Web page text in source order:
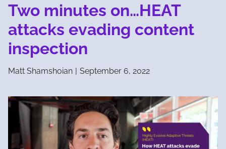
Two minutes on…HEAT
attacks evading content
inspection
Matt Shamshoian | September 6, 2022